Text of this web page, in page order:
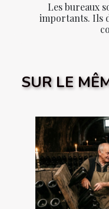
Les bureaux
importants. Ils
SUR LE